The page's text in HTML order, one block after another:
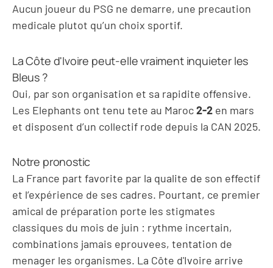
Aucun joueur du PSG ne demarre, une precaution
medicale plutot qu’un choix sportif.
La Côte d'Ivoire peut-elle vraiment inquieter les
Bleus ?
Oui, par son organisation et sa rapidite offensive.
Les Elephants ont tenu tete au Maroc2-2 en mars
et disposent d’un collectif rode depuis la CAN 2025.
Notre pronostic
La France part favorite par la qualite de son effectif
et l’expérience de ses cadres. Pourtant, ce premier
amical de préparation porte les stigmates
classiques du mois de juin : rythme incertain,
combinations jamais eprouvees, tentation de
menager les organismes. La Côte d'Ivoire arrive